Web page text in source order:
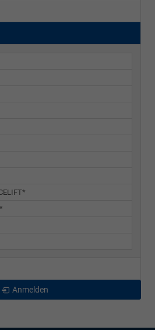
Anmelden